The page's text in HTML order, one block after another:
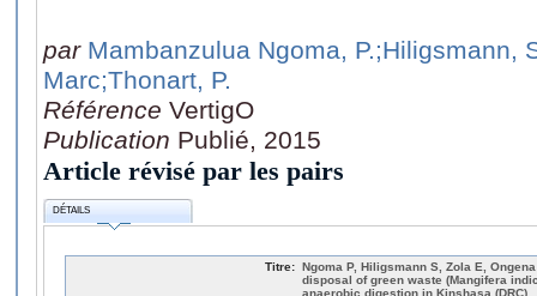
par Mambanzulua Ngoma, P.;Hiligsmann,
Marc;Thonart, P.
Référence VertigO
Publication Publié, 2015
Article révisé par les pairs
DÉTAILS
Titre: Ngoma P, Hiligsmann S, Zola E,
disposal of green waste (Mangifera
anaerobic digestion in Kinshasa (DRC)